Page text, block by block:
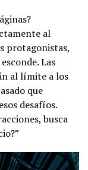
al
protagonistas,
Las
al límite a los
que
desafíos.
busca